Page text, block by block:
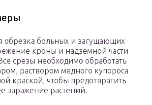
обрезка больных и загущающих
кроны и надземной части
срезы необходимо обработать
раствором медного купороса
краской, чтобы предотвратить
заражение растений.